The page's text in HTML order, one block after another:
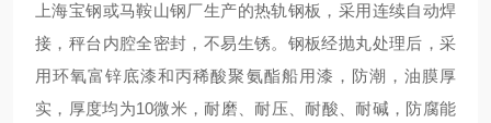
上海宝钢或马鞍山钢厂生产的热轨钢板，采用连续自动焊
接，秤台内腔全密封，不易生锈。钢板经抛丸处理后，采
用环氧富锌底漆和丙稀酸聚氨酯船用漆，防潮，油膜厚
实，厚度均为10微米，耐磨、耐压、耐酸、耐碱，防腐能